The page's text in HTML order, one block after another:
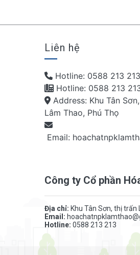
Liên hệ
Hotline: 0588 213 213
Hotline: 0588 213
Address: Khu Tân
Lâm Thao, Phú Thọ
Email:
Công ty Cổ phần
Địa chỉ: Khu Tân Sơn, thị trấn
Email:
Hotline: 0588 213 213